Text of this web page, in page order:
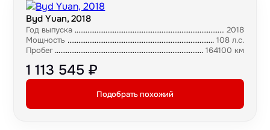
Byd Yuan, 2018
Год выпуска
2018
Мощность
108 л.с.
Пробег
164100 км
1 113 545 ₽
Подобрать похожий